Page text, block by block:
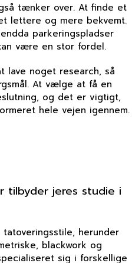
tænker over. At finde et
lettere og mere bekvemt.
parkeringspladser
være en stor fordel.
lave noget research, så
At vælge at få en
og det er vigtigt,
hele vejen igennem.
tilbyder jeres studie i
herunder
blackwork og
sig i forskellige